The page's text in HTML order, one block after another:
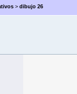
> dibujo 26